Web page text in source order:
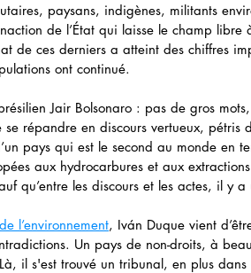
paysans, indigènes, militants
de l’État qui laisse le champ libre
de ces derniers a atteint des chiffres
ont continué.
Jair Bolsonaro : pas de gros
répandre en discours vertueux, pétris
pays qui est le second au monde en
aux hydrocarbures et aux
qu’entre les discours et les actes, il y a
l’environnement, Iván Duque vient
Un pays de non-droits, à
il s'est trouvé un tribunal, en plus